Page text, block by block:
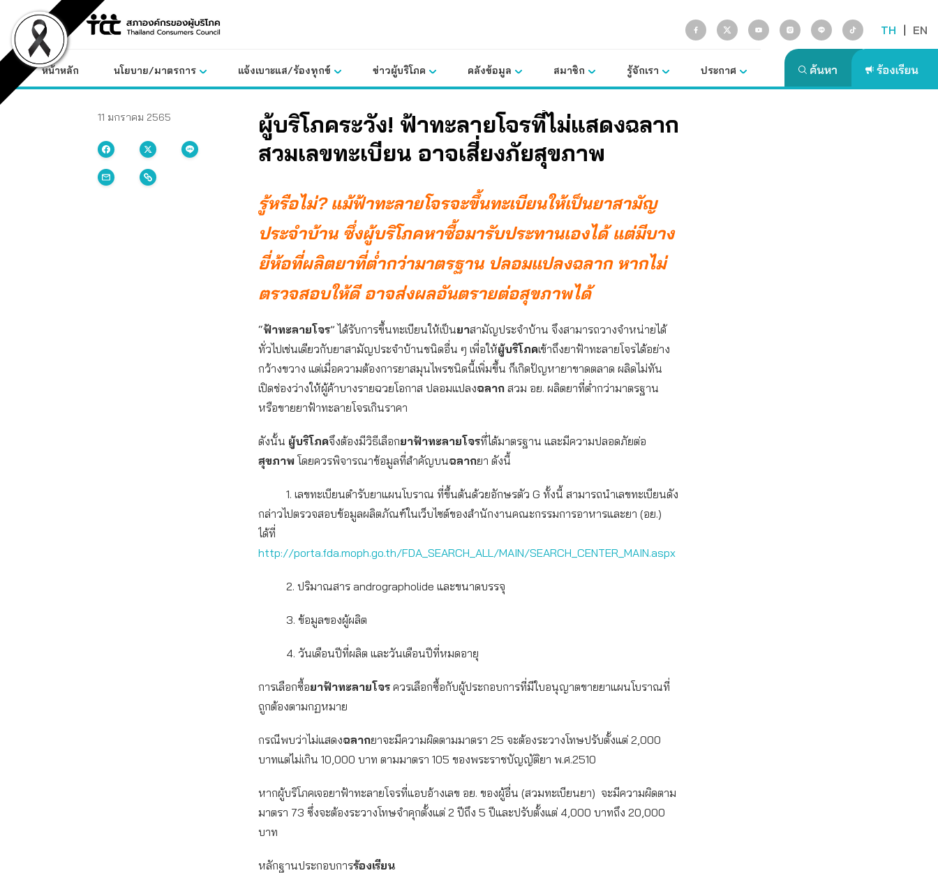
content
TH | EN
หน้าหลัก นโยบาย/มาตรการ แจ้งเบาะแส/ร้องทุกข์ ข่าวผู้บริโภค คลังข้อมูล สมาชิก รู้จักเรา ประกาศ
11 มกราคม 2565
ผู้บริโภคระวัง! ฟ้าทะลายโจรที่ไม่แสดงฉลาก
สวมเลขทะเบียน อาจเสี่ยงภัยสุขภาพ
รู้หรือไม่? แม้ฟ้าทะลายโจรจะขึ้นทะเบียนให้เป็นยาสามัญ
ประจำบ้าน ซึ่งผู้บริโภคหาซื้อมารับประทานเองได้ แต่มีบาง
ยี่ห้อที่ผลิตยาที่ต่ำกว่ามาตรฐาน ปลอมแปลงฉลาก หากไม่
ตรวจสอบให้ดี อาจส่งผลอันตรายต่อสุขภาพได้
“ฟ้าทะลายโจร” ได้รับการขึ้นทะเบียนให้เป็นยาสามัญประจำบ้าน จึงสามารถวางจำหน่ายได้
ทั่วไปเช่นเดียวกับยาสามัญประจำบ้านชนิดอื่น ๆ เพื่อให้ผู้บริโภคเข้าถึงยาฟ้าทะลายโจรได้อย่าง
กว้างขวาง แต่เมื่อความต้องการยาสมุนไพรชนิดนี้เพิ่มขึ้น ก็เกิดปัญหายาขาดตลาด ผลิดไม่ทัน
เปิดช่องว่างให้ผู้ค้าบางรายฉวยโอกาส ปลอมแปลงฉลาก สวม อย. ผลิตยาที่ต่ำกว่ามาตรฐาน
หรือขายยาฟ้าทะลายโจรเกินราคา
ดังนั้น ผู้บริโภคจึงต้องมีวิธีเลือกยาฟ้าทะลายโจรที่ได้มาตรฐาน และมีความปลอดภัยต่อ
สุขภาพ โดยควรพิจารณาข้อมูลที่สำคัญบนฉลากยา ดังนี้
1. เลขทะเบียนตำรับยาแผนโบราณ ที่ขึ้นต้นด้วยอักษรตัว G ทั้งนี้ สามารถนำเลขทะเบียนดัง
กล่าวไปตรวจสอบข้อมูลผลิตภัณฑ์ในเว็บไซต์ของสำนักงานคณะกรรมการอาหารและยา (อย.)
ได้ที่
http://porta.fda.moph.go.th/FDA_SEARCH_ALL/MAIN/SEARCH_CENTER_MAIN.aspx
2. ปริมาณสาร andrographolide และขนาดบรรจุ
3. ข้อมูลของผู้ผลิต
4. วันเดือนปีที่ผลิต และวันเดือนปีที่หมดอายุ
การเลือกซื้อยาฟ้าทะลายโจร ควรเลือกซื้อกับผู้ประกอบการที่มีใบอนุญาตขายยาแผนโบราณที่
ถูกต้องตามกฏหมาย
กรณีพบว่าไม่แสดงฉลากยาจะมีความผิดตามมาตรา 25 จะต้องระวางโทษปรับตั้งแต่ 2,000
บาทแต่ไม่เกิน 10,000 บาท ตามมาตรา 105 ของพระราชบัญญัติยา พ.ศ.2510
หากผู้บริโภคเจอยาฟ้าทะลายโจรที่แอบอ้างเลข อย. ของผู้อื่น (สวมทะเบียนยา) จะมีความผิดตาม
มาตรา 73 ซึ่งจะต้องระวางโทษจำคุกตั้งแต่ 2 ปีถึง 5 ปีและปรับตั้งแต่ 4,000 บาทถึง 20,000
บาท
หลักฐานประกอบการร้องเรียน